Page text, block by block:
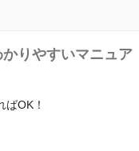
りやすいマニュア
OK！